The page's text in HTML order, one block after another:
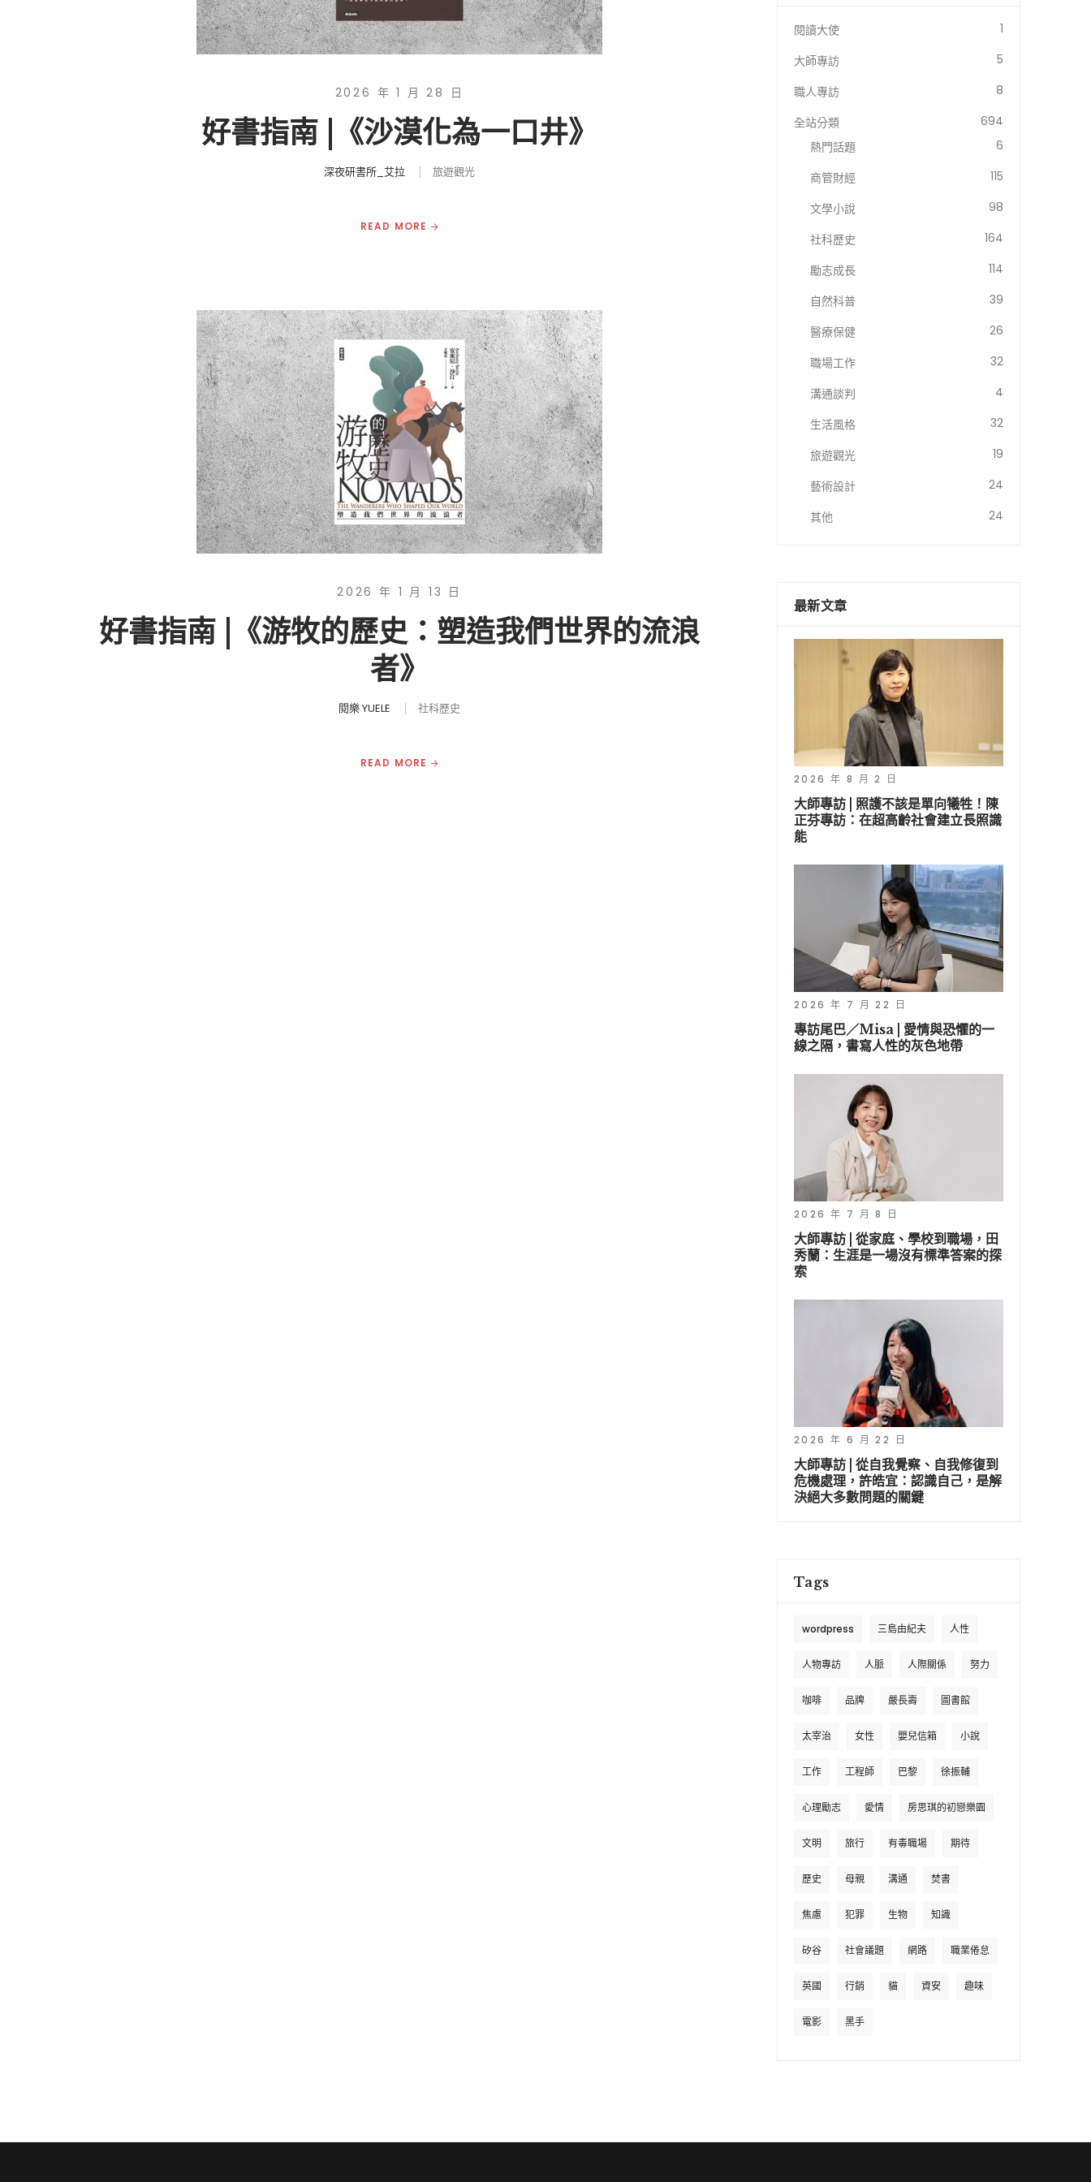
2026 年 1 月 28 日
好書指南 |《沙漠化為一口井》
深夜研書所_艾拉 旅遊觀光
READ MORE
2026 年 1 月 13 日
好書指南 |《游牧的歷史：塑造我們世界的流浪
者》
閱樂 YUELE 社科歷史
READ MORE
閱讀大使
1
大師專訪
5
職人專訪
8
全站分類
694
熱門話題
6
商管財經
115
文學小說
98
社科歷史
164
勵志成長
114
自然科普
39
醫療保健
26
職場工作
32
溝通談判
4
生活風格
32
旅遊觀光
19
藝術設計
24
其他
24
最新文章
2026 年 8 月 2 日
大師專訪 | 照護不該是單向犧牲！陳
正芬專訪：在超高齡社會建立長照識
能
2026 年 7 月 22 日
專訪尾巴／Misa | 愛情與恐懼的一
線之隔，書寫人性的灰色地帶
2026 年 7 月 8 日
大師專訪 | 從家庭、學校到職場，田
秀蘭：生涯是一場沒有標準答案的探
索
2026 年 6 月 22 日
大師專訪 | 從自我覺察、自我修復到
危機處理，許皓宜：認識自己，是解
決絕大多數問題的關鍵
Tags
wordpress 三島由紀夫 人性
人物專訪 人脈 人際關係 努力
咖啡 品牌 嚴長壽 圖書館
太宰治 女性 嬰兒信箱 小說
工作 工程師 巴黎 徐振輔
心理勵志 愛情 房思琪的初戀樂園
文明 旅行 有毒職場 期待
歷史 母親 溝通 焚書
焦慮 犯罪 生物 知識
矽谷 社會議題 網路 職業倦怠
英國 行銷 貓 資安 趣味
電影 黑手